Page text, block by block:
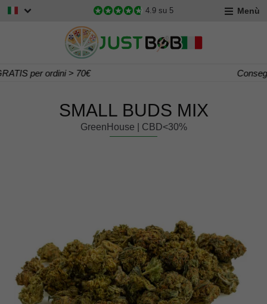
4.9 su 5 Menù
Consegna Gratis per ordini > 60€
SMALL BUDS MIX
GreenHouse | CBD<30%